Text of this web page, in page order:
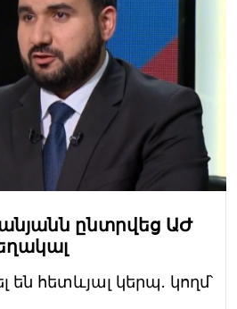
ընտրվեց ԱԺ
են հետևյալ կերպ. կողմ՝